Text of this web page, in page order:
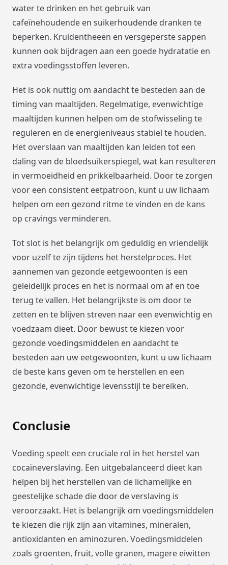
water te drinken en het gebruik van
cafeïnehoudende en suikerhoudende dranken te
beperken. Kruidentheeën en versgeperste sappen
kunnen ook bijdragen aan een goede hydratatie en
extra voedingsstoffen leveren.
Het is ook nuttig om aandacht te besteden aan de
timing van maaltijden. Regelmatige, evenwichtige
maaltijden kunnen helpen om de stofwisseling te
reguleren en de energieniveaus stabiel te houden.
Het overslaan van maaltijden kan leiden tot een
daling van de bloedsuikerspiegel, wat kan resulteren
in vermoeidheid en prikkelbaarheid. Door te zorgen
voor een consistent eetpatroon, kunt u uw lichaam
helpen om een gezond ritme te vinden en de kans
op cravings verminderen.
Tot slot is het belangrijk om geduldig en vriendelijk
voor uzelf te zijn tijdens het herstelproces. Het
aannemen van gezonde eetgewoonten is een
geleidelijk proces en het is normaal om af en toe
terug te vallen. Het belangrijkste is om door te
zetten en te blijven streven naar een evenwichtig en
voedzaam dieet. Door bewust te kiezen voor
gezonde voedingsmiddelen en aandacht te
besteden aan uw eetgewoonten, kunt u uw lichaam
de beste kans geven om te herstellen en een
gezonde, evenwichtige levensstijl te bereiken.
Conclusie
Voeding speelt een cruciale rol in het herstel van
cocaïneverslaving. Een uitgebalanceerd dieet kan
helpen bij het herstellen van de lichamelijke en
geestelijke schade die door de verslaving is
veroorzaakt. Het is belangrijk om voedingsmiddelen
te kiezen die rijk zijn aan vitamines, mineralen,
antioxidanten en aminozuren. Voedingsmiddelen
zoals groenten, fruit, volle granen, magere eiwitten